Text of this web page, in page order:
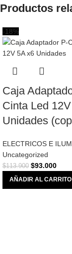
Productos
-18%
Caja
Cinta Led
Unidades
ELECTRICOS E
Uncategorized
$113.900 $93.000
AÑADIR AL CARRITO